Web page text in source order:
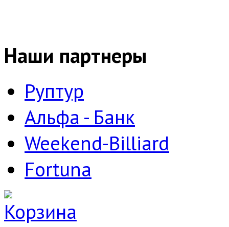
Наши партнеры
Руптур
Альфа - Банк
Weekend-Billiard
Fortuna